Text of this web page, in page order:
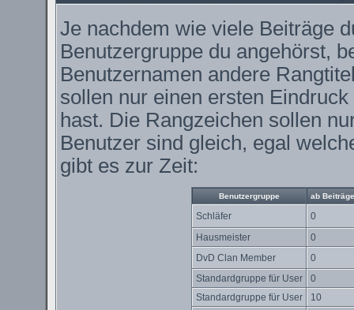
Je nachdem wie viele Beiträge
Benutzergruppe du angehörst,
Benutzernamen andere
sollen nur einen ersten
hast. Die Rangzeichen sollen
Benutzer sind gleich, egal
gibt es zur Zeit:
Benutzergruppe ab Beiträge
Schläfer
0
Hausmeister
0
DvD Clan Member
0
Standardgruppe für User
0
Standardgruppe für User
10